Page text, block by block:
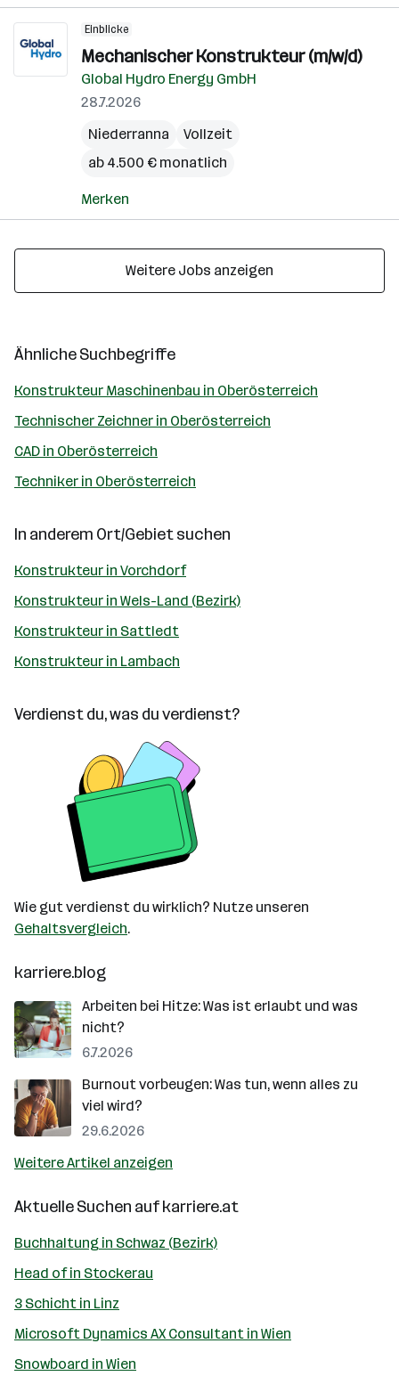
Einblicke
Mechanischer Konstrukteur (m/w/d)
Global Hydro Energy GmbH
28.7.2026
Niederranna
Vollzeit
ab 4.500 € monatlich
Merken
Weitere Jobs anzeigen
Ähnliche Suchbegriffe
Konstrukteur Maschinenbau in Oberösterreich
Technischer Zeichner in Oberösterreich
CAD in Oberösterreich
Techniker in Oberösterreich
In anderem Ort/Gebiet suchen
Konstrukteur in Vorchdorf
Konstrukteur in Wels-Land (Bezirk)
Konstrukteur in Sattledt
Konstrukteur in Lambach
Verdienst du, was du verdienst?
Wie gut verdienst du wirklich? Nutze unseren
Gehaltsvergleich.
karriere.blog
Arbeiten bei Hitze: Was ist erlaubt und was
nicht?
6.7.2026
Burnout vorbeugen: Was tun, wenn alles zu
viel wird?
29.6.2026
Weitere Artikel anzeigen
Aktuelle Suchen aufkarriere.at
Buchhaltung in Schwaz (Bezirk)
Head of in Stockerau
3 Schicht in Linz
Microsoft Dynamics AX Consultant in Wien
Snowboard in Wien